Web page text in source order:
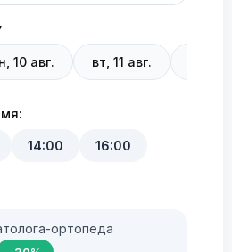
10 авг. вт, 11 авг.
14:00 16:00
ортопеда